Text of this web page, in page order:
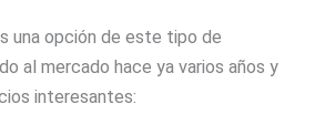
una opción de este tipo de
al mercado hace ya varios años y
interesantes: